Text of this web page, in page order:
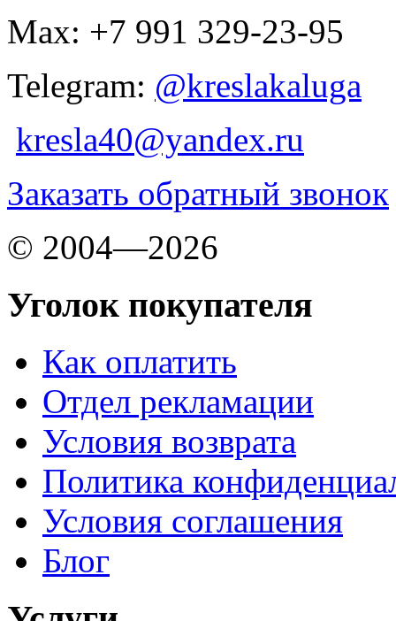
Max: +7 991 329-23-95
Telegram: @kreslakaluga
kresla40@yandex.ru
Заказать обратный звонок
© 2004—2026
Уголок покупателя
Как оплатить
Отдел рекламации
Условия возврата
Политика
Условия соглашения
Блог